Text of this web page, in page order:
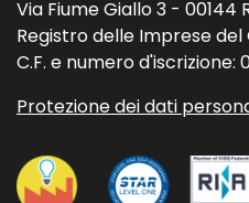
Via Fiume Giallo 3 - 00144
Registro delle Imprese del
C.F. e numero d'iscrizione:
Protezione dei dati